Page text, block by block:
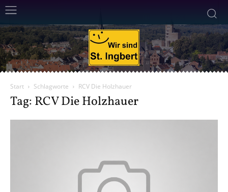
Start Schlagworte RCV Die Holzhauer
Tag: RCV Die Holzhauer